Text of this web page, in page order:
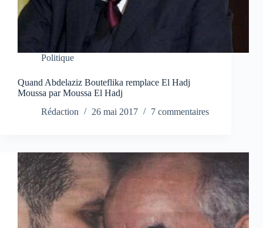
Politique
Quand Abdelaziz Bouteflika remplace El Hadj
Moussa par Moussa El Hadj
Rédaction
26 mai 2017 7 commentaires